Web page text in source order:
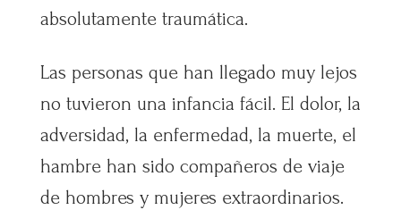
absolutamente traumática.
Las personas que han llegado muy lejos
no tuvieron una infancia fácil. El dolor, la
adversidad, la enfermedad, la muerte, el
hambre han sido compañeros de viaje
de hombres y mujeres extraordinarios.